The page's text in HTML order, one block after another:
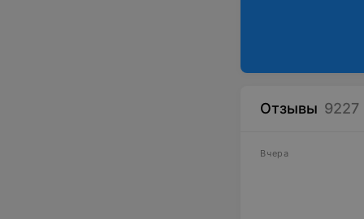
Отзывы 9227
Вчера